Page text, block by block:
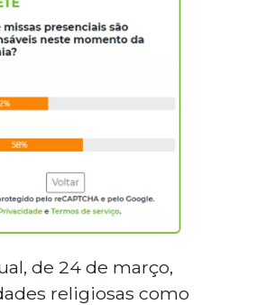
de 24 de março,
religiosas como